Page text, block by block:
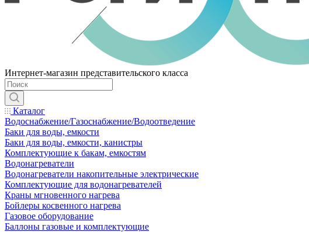
Интернет-магазин представительского класса
Каталог
Водоснабжение/Газоснабжение/Водоотведение
Баки для воды, емкости
Баки для воды, емкости, канистры
Комплектующие к бакам, емкостям
Водонагреватели
Водонагреватели накопительные электрические
Комплектующие для водонагревателей
Краны мгновенного нагрева
Бойлеры косвенного нагрева
Газовое оборудование
Баллоны газовые и комплектующие